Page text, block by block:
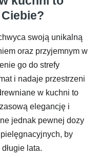
swoją unikalną
oraz przyjemnym w
go do strefy
i nadaje przestrzeni
w kuchni to
elegancję i
jednak pewnej dozy
by
lata.